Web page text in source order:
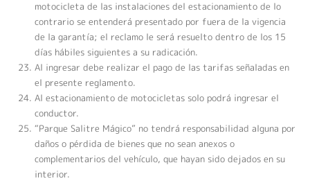
motocicleta de las instalaciones del estacionamiento de lo
contrario se entenderá presentado por fuera de la vigencia
de la garantía; el reclamo le será resuelto dentro de los 15
días hábiles siguientes a su radicación.
Al ingresar debe realizar el pago de las tarifas señaladas en
el presente reglamento.
Al estacionamiento de motocicletas solo podrá ingresar el
conductor.
“Parque Salitre Mágico” no tendrá responsabilidad alguna por
daños o pérdida de bienes que no sean anexos o
complementarios del vehículo, que hayan sido dejados en su
interior.